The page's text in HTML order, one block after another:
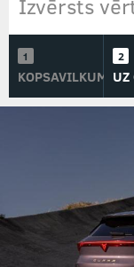
KOPSAVILKUMSUZ